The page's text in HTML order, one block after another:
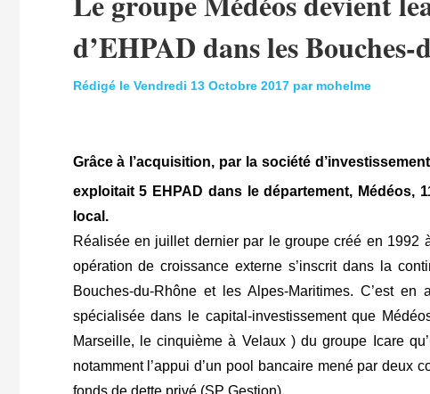
d’EHPAD dans les
Rédigé le Vendredi 13 Octobre 2017 par mohelme
Grâce à l’acquisition, par la société
exploitait 5 EHPAD dans le département, Médéos,
local.
Réalisée en juillet dernier par le groupe créé en 1992
opération de croissance externe s’inscrit dans la
Bouches-du-Rhône et les Alpes-Maritimes. C’est
spécialisée dans le capital-investissement que
Marseille, le cinquième à Velaux ) du groupe Icare
notamment l’appui d’un pool bancaire mené par deux